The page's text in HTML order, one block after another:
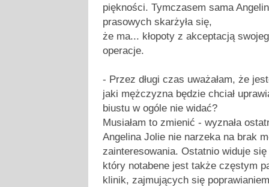
piękności. Tymczasem sama
prasowych skarżyła się,
że ma... kłopoty z akceptacją
operacje.
- Przez długi czas uważałam, że
jaki mężczyzna będzie chciał
biustu w ogóle nie widać?
Musiałam to zmienić - wyznała
Angelina Jolie nie narzeka na brak
zainteresowania. Ostatnio widuje
który notabene jest także częstym
klinik, zajmujących się